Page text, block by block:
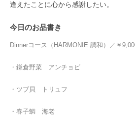
逢えたことに心から感謝したい。
今日のお品書き
Dinnerコース（HARMONIE 調和）／￥
・ 鎌倉野菜 アンチョビ
・ツブ貝 トリュフ
・春子鯛 海老